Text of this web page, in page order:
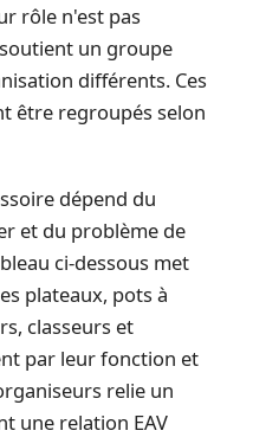
rôle n'est pas
un groupe
différents. Ces
être regroupés selon
dépend du
et du problème de
ci-dessous met
plateaux, pots à
classeurs et
par leur fonction et
relie un
une relation EAV